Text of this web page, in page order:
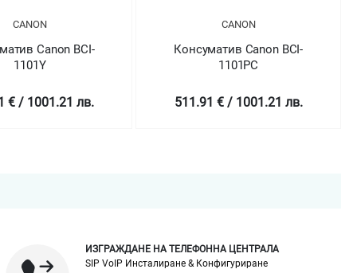
Консуматив Canon BCI-
511.91 € / 1001.21 лв.
Консуматив Canon
511.91 € / 1001.21
ИЗГРАЖДАНЕ НА ТЕЛЕФОННА ЦЕНТРАЛА
SIP VoIP Инсталиране & Конфигуриране